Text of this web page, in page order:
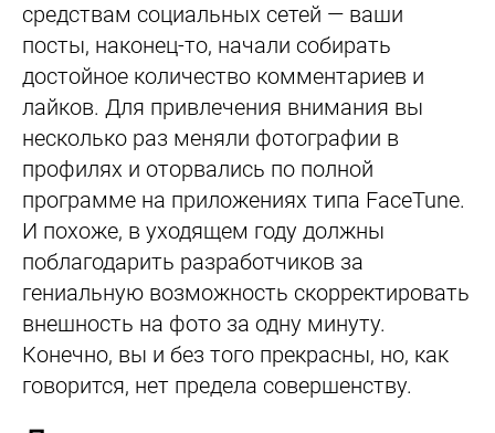
средствам социальных сетей — ваши
посты, наконец-то, начали собирать
достойное количество комментариев и
лайков. Для привлечения внимания вы
несколько раз меняли фотографии в
профилях и оторвались по полной
программе на приложениях типа FaceTune.
И похоже, в уходящем году должны
поблагодарить разработчиков за
гениальную возможность скорректировать
внешность на фото за одну минуту.
Конечно, вы и без того прекрасны, но, как
говорится, нет предела совершенству.